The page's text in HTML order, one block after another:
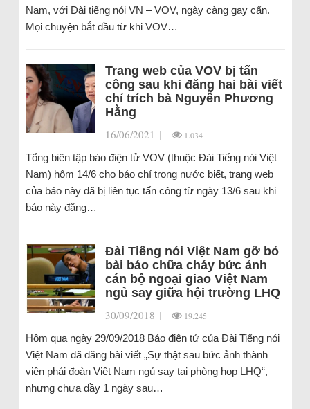
Nam, với Đài tiếng nói VN – VOV, ngày càng gay cấn.
Mọi chuyện bắt đầu từ khi VOV…
Trang web của VOV bị tấn
công sau khi đăng hai bài viết
chỉ trích bà Nguyễn Phương
Hằng
16/06/2021 | | 1.034
Tổng biên tập báo điện tử VOV (thuộc Đài Tiếng nói Việt
Nam) hôm 14/6 cho báo chí trong nước biết, trang web
của báo này đã bị liên tục tấn công từ ngày 13/6 sau khi
báo này đăng…
Đài Tiếng nói Việt Nam gỡ bỏ
bài báo chữa cháy bức ảnh
cán bộ ngoại giao Việt Nam
ngủ say giữa hội trường LHQ
30/09/2018 | | 19.245
Hôm qua ngày 29/09/2018 Báo điện tử của Đài Tiếng nói
Việt Nam đã đăng bài viết „Sự thật sau bức ảnh thành
viên phái đoàn Việt Nam ngủ say tại phòng họp LHQ“,
nhưng chưa đầy 1 ngày sau…